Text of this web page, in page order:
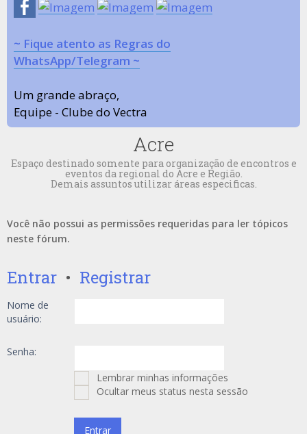
~ Fique atento as Regras do
WhatsApp/Telegram ~
Um grande abraço,
Equipe - Clube do Vectra
Acre
Espaço destinado somente para organização de encontros e
eventos da regional do Acre e Região.
Demais assuntos utilizar áreas especificas.
Você não possui as permissões requeridas para ler tópicos
neste fórum.
Entrar • Registrar
Nome de
usuário:
Senha:
Lembrar minhas informações
Ocultar meus status nesta sessão